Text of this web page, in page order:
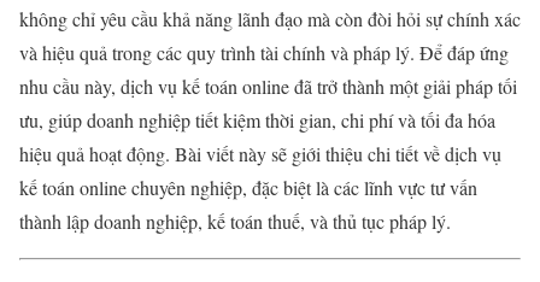
không chỉ yêu cầu khả năng lãnh đạo mà còn đòi hỏi sự chính xác
và hiệu quả trong các quy trình tài chính và pháp lý. Để đáp ứng
nhu cầu này, dịch vụ kế toán online đã trở thành một giải pháp tối
ưu, giúp doanh nghiệp tiết kiệm thời gian, chi phí và tối đa hóa
hiệu quả hoạt động. Bài viết này sẽ giới thiệu chi tiết về dịch vụ
kế toán online chuyên nghiệp, đặc biệt là các lĩnh vực tư vấn
thành lập doanh nghiệp, kế toán thuế, và thủ tục pháp lý.